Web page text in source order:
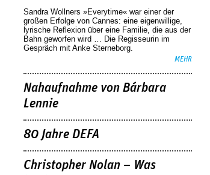
Sandra Wollners »Everytime« war einer der
großen Erfolge von Cannes: eine eigenwillige,
lyrische Reflexion über eine ­Familie, die aus der
Bahn geworfen wird … Die Regisseurin im
Gespräch mit Anke Sterneborg.
MEHR
Nahaufnahme von Bárbara
Lennie
80 Jahre DEFA
Christopher Nolan – Was